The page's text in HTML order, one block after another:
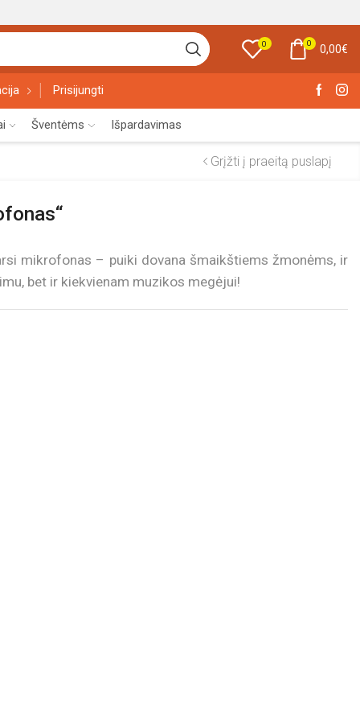
0 0 0,00€
Prisijungti
Šventėms Išpardavimas
Grįžti į praeitą puslapį
mikrofonas – puiki dovana šmaikštiems žmonėms, ir
bet ir kiekvienam muzikos megėjui!